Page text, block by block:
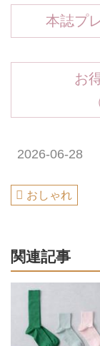
本誌プ
お
（
2026-06-28
おしゃれ
関連記事